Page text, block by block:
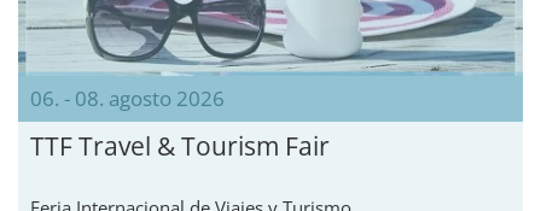
06. - 08. agosto 2026
TTF Travel & Tourism Fair